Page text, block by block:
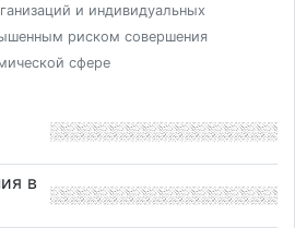
и индивидуальных
риском совершения
сфере
в